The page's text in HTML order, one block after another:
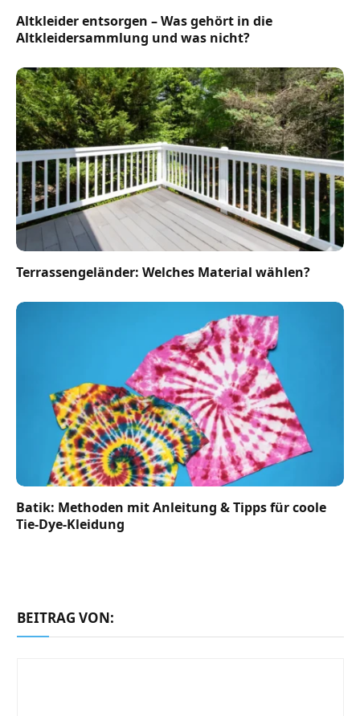
Altkleider entsorgen – Was gehört in die
Altkleidersammlung und was nicht?
Terrassengeländer: Welches Material wählen?
Batik: Methoden mit Anleitung & Tipps für coole
Tie-Dye-Kleidung
BEITRAG VON: